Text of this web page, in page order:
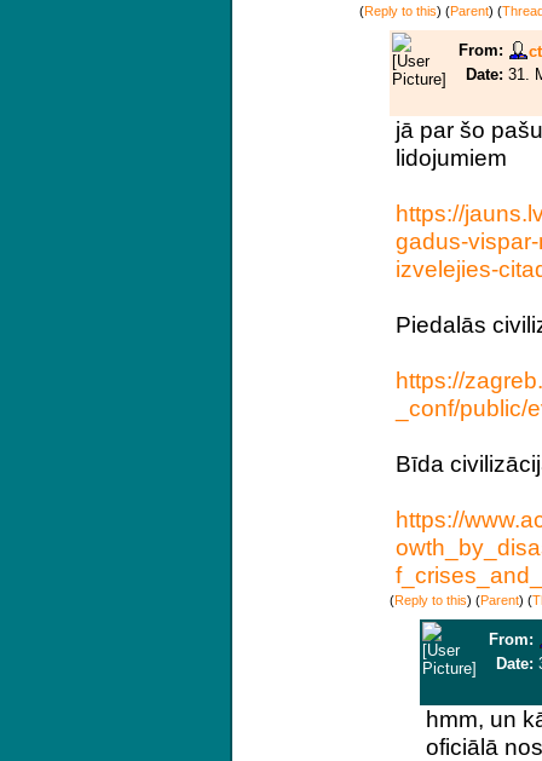
(Reply to this) (Parent) (
From:
Date: 31.
jā par šo
lidojumiem
https://
gadus-
izvelejies-
Piedalās
https://
_conf/public/
Bīda
https://
(Reply to this) (Parent) (
From:
Date:
hmm, un
oficiālā